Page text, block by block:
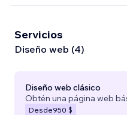
Servicios
Diseño web (4)
Diseño web clásico
Obtén una página web
Desde950 $